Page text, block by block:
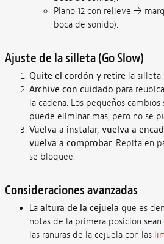
Plano 12 con relieve →
boca de sonido).
Ajuste de la silleta (Go Slow)
Quite el cordón y retirela silleta.
Archive con cuidado para
la cadena. Los pequeños
puede eliminar más, pero no se
Vuelva a instalar, vuelva a
vuelva a comprobar. Repita en
se bloquee.
Consideraciones avanzadas
La altura de la cejuela que es
notas de la primera posición
las ranuras de la cejuela con las